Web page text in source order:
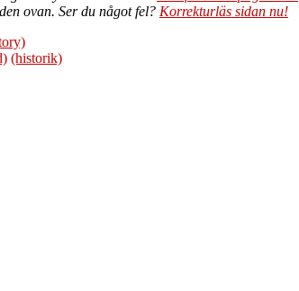
ovan. Ser du något fel? Korrekturläs sidan nu!
(historik)